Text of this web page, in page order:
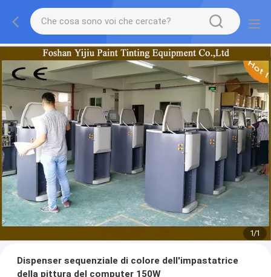
1/1
Dispenser sequenziale di colore dell'impastatrice
della pittura del computer 150W